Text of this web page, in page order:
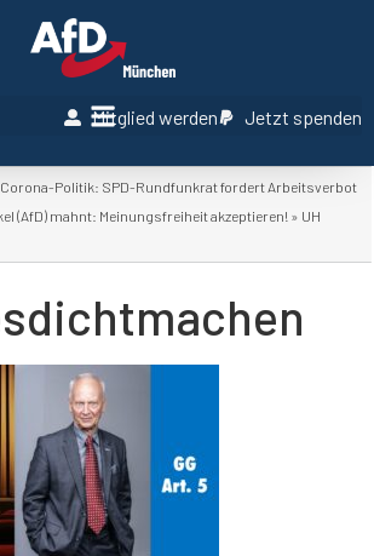
Mitglied werden Jetzt spenden
Corona-Politik: SPD-Rundfunkrat fordert Arbeitsverbot
(AfD) mahnt: Meinungsfreiheit akzeptieren! » UH